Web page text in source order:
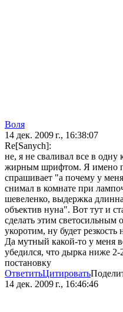
Воля
14 дек. 2009 г., 16:38:07
Re[Sanych]:
не, я не сваливал все в одну
жирным шрифтом. Я имено
спрашивает "а почему у
снимал в комнате при
шевеленко, выдержка
объектив нуна". Вот тут и
сделать этим
укоротим, ну будет резкость
Да мутный какой-то у меня
убедился, что дырка ниже
постановку
ОтветитьЦитировать
14 дек. 2009 г., 16:46:46